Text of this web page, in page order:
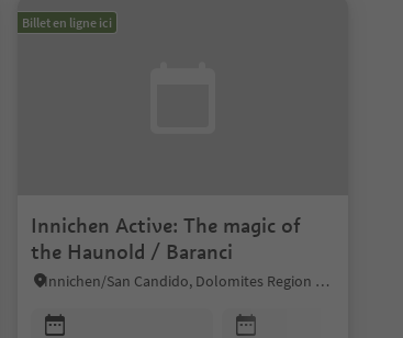
Billet en ligne ici
Innichen Active: The magic of
the Haunold / Baranci
Innichen/San Candido, Dolomites Region 3 Zinnen